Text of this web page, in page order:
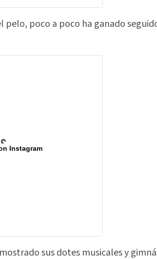
poco a poco ha ganado
Instagram
sus dotes musicales y